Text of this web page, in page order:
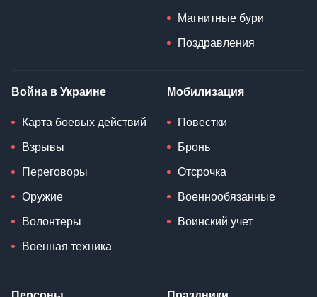
Магнитные бури
Поздравления
Война в Украине
Карта боевых действий
Взрывы
Переговоры
Оружие
Волонтеры
Военная техника
Мобилизация
Повестки
Бронь
Отсрочка
Военнообязанные
Воинский учет